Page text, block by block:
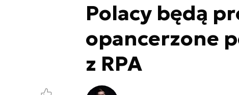
Polacy będą
opancerzone
z RPA